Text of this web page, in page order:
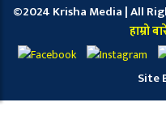
©2024 Krisha Media | All
हाम्रो
Site